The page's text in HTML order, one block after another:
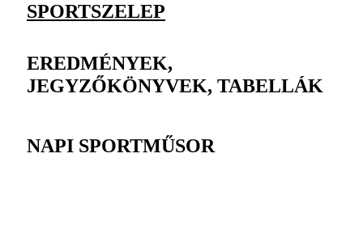
SPORTSZELEP
EREDMÉNYEK,
JEGYZŐKÖNYVEK, TABELLÁK
NAPI SPORTMŰSOR